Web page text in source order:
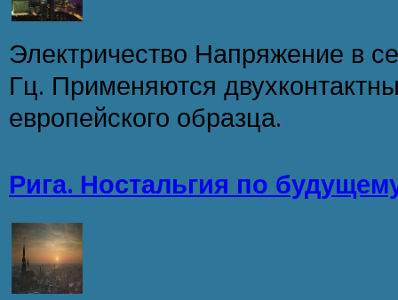
Электричество Напряжение в
Гц. Применяются
европейского образца.
Рига. Ностальгия по